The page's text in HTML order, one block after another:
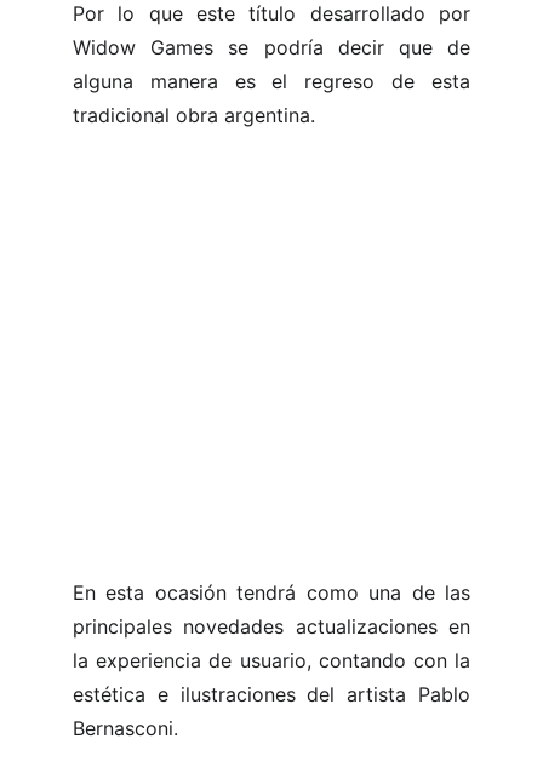
Por lo que este título desarrollado por
Widow Games se podría decir que de
alguna manera es el regreso de esta
tradicional obra argentina.
En esta ocasión tendrá como una de las
principales novedades actualizaciones en
la experiencia de usuario, contando con la
estética e ilustraciones del artista Pablo
Bernasconi.